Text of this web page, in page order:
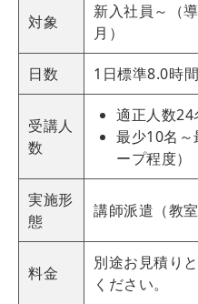
対象
新入社員～（
月）
日数 1日標準8.0時
受講人
数
適正人数24
最少10名
ープ程度）
実施形
態
講師派遣（教
料金
別途お見積り
ください。